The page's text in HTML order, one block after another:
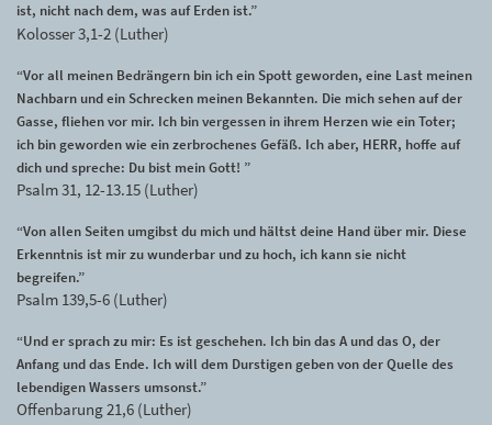
ist, nicht nach dem, was auf Erden ist.”
Kolosser 3,1-2 (Luther)
“Vor all meinen Bedrängern bin ich ein Spott geworden, eine Last meinen
Nachbarn und ein Schrecken meinen Bekannten. Die mich sehen auf der
Gasse, fliehen vor mir. Ich bin vergessen in ihrem Herzen wie ein Toter;
ich bin geworden wie ein zerbrochenes Gefäß. Ich aber, HERR, hoffe auf
dich und spreche: Du bist mein Gott! ”
Psalm 31, 12-13.15 (Luther)
“Von allen Seiten umgibst du mich und hältst deine Hand über mir. Diese
Erkenntnis ist mir zu wunderbar und zu hoch, ich kann sie nicht
begreifen.”
Psalm 139,5-6 (Luther)
“Und er sprach zu mir: Es ist geschehen. Ich bin das A und das O, der
Anfang und das Ende. Ich will dem Durstigen geben von der Quelle des
lebendigen Wassers umsonst.”
Offenbarung 21,6 (Luther)